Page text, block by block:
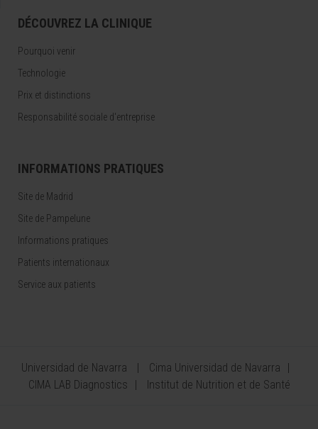
DÉCOUVREZ LA CLINIQUE
Pourquoi venir
Technologie
Prix et distinctions
Responsabilité sociale d'entreprise
INFORMATIONS PRATIQUES
Site de Madrid
Site de Pampelune
Informations pratiques
Patients internationaux
Service aux patients
Universidad de Navarra
Cima Universidad de Navarra
CIMA LAB Diagnostics
Institut de Nutrition et de Santé